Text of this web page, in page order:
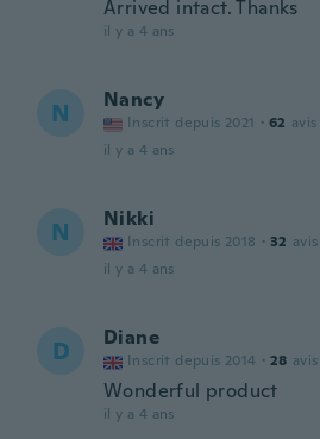
Arrived intact. Thanks
il y a 4 ans
N Nancy
Inscrit depuis 2021 · 62 avis
il y a 4 ans
N Nikki
Inscrit depuis 2018 · 32 avis
il y a 4 ans
D Diane
Inscrit depuis 2014 · 28 avis
Wonderful product
il y a 4 ans